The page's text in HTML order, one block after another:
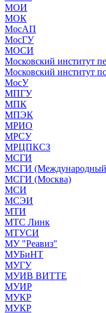
МОИ
МОК
МосАП
МосГУ
МОСИ
Московский институт
Московский институт
МосУ
МПГУ
МПК
МПЭК
МРИО
МРСУ
МРЦПКСЗ
МСГИ
МСГИ
МСГИ (Москва)
МСИ
МСЭИ
МТИ
МТС Линк
МТУСИ
МУ "Реавиз"
МУБиНТ
МУГУ
МУИВ ВИТТЕ
МУИР
МУКР
МУКР